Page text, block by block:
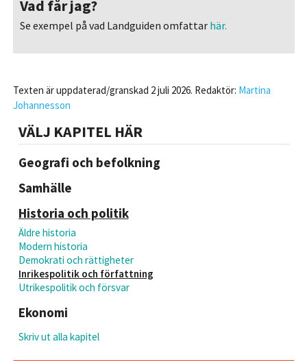
Vad får jag?
Se exempel på vad Landguiden omfattarhär.
Texten är uppdaterad/granskad 2 juli 2026. Redaktör: Martina
Johannesson
VÄLJ KAPITEL HÄR
Geografi och befolkning
Samhälle
Historia och politik
Äldre historia
Modern historia
Demokrati och rättigheter
Inrikespolitik och författning
Utrikespolitik och försvar
Ekonomi
Skriv ut alla kapitel